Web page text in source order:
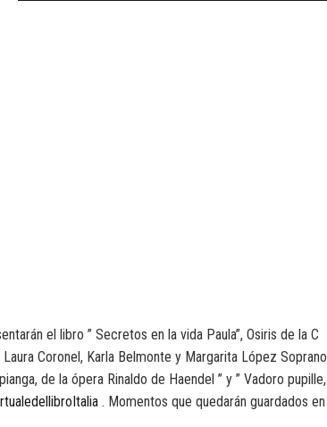
el libro ” Secretos en la vida Paula”, Osiris de la C
Coronel, Karla Belmonte y Margarita López Soprano
de la ópera Rinaldo de Haendel ” y ” Vadoro pupille,
. Momentos que quedarán guardados en